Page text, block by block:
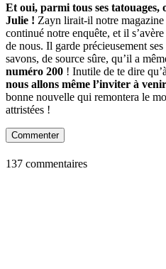
Et oui, parmi tous ses tatouages,
Julie ! Zayn lirait-il notre
continué notre enquête, et il
de nous. Il garde précieusement
savons, de source sûre, qu’il a
numéro 200 ! Inutile de te dire
nous allons même l’inviter à
bonne nouvelle qui remontera le
attristées !
Commenter
137 commentaires